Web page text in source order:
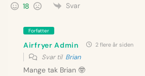
18 Svar
Forfatter
Airfryer Admin 2 flere år siden
Svar til Brian
Mange tak Brian 🤓